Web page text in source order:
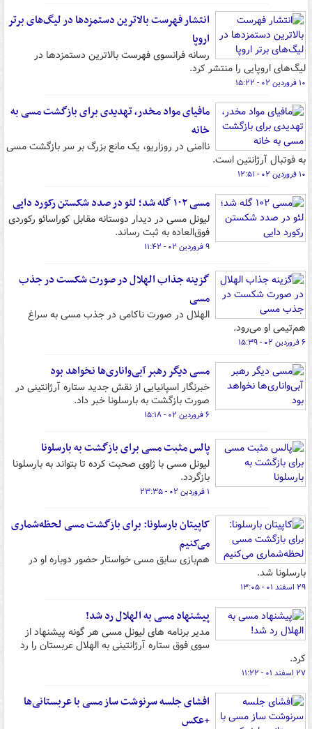
انتشار فهرست بالاترین دستمزدها در لیگ‌های برتر
اروپا
رسانه فرانسوی فهرست بالاترین دستمزدها در
لیگ‌های اروپایی را منتشر کرد.
۱۰ فروردین ۰۲ - ۱۵:۲۲
مافیای مواد مخدر، تهدیدی برای بازگشت مسی به
خانه
ناامنی در روزاریو، یک مانع بزرگ بر سر بازگشت مسی
به فوتبال آرژانتین است.
۱۰ فروردین ۰۲ - ۱۲:۵۱
مسی ۱۰۲ گله شد؛ لئو در صدد شکستن رکورد دایی
لیونل مسی در دیدار دوستانه مقابل کوراسائو رکوردی
فوق‌العاده به ثبت رساند.
۹ فروردین ۰۲ - ۱۱:۴۲
گزینه جذاب الهلال در صورت شکست در جذب
مسی
الهلال در صورت ناکامی در جذب مسی به سراغ
هم‌تیمی او می‌رود.
۶ فروردین ۰۲ - ۱۵:۳۹
مسی دیگر رهبر آبی‌واناری‌ها نخواهد بود
خبرنگار اسپانیایی از نقش جدید ستاره آرژانتینی در
صورت بازگشت به بارسلونا خبر داد.
۶ فروردین ۰۲ - ۱۵:۱۸
پالس مثبت مسی برای بازگشت به بارسلونا
لیونل مسی با ژاوی صحبت کرده تا بتواند به بارسلونا
بازگردد.
۱ فروردین ۰۲ - ۲۳:۳۵
کاپیتان بارسلونا: برای بازگشت مسی لحظه‌شماری
می‌کنیم
هم‌بازی سابق مسی خواستار حضور دوباره او در
بارسلونا شد.
۲۹ اسفند ۰۱ - ۱۳:۰۵
پیشنهاد مسی به الهلال رد شد!
مدیر برنامه های لیونل مسی هر گونه پیشنهاد از
سوی فوق ستاره آرژانتینی به الهلال عربستان را رد
کرد.
۲۷ اسفند ۰۱ - ۱۱:۲۲
افشای جلسه سرنوشت ساز مسی با عربستانی‌ها
+عکس